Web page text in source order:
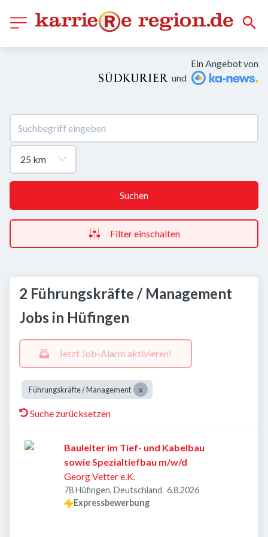
Ein Angebot von
und
Suchen
Filter einschalten
2 Führungskräfte / Management
Jobs in Hüfingen
Jetzt Job-Alarm aktivieren!
Führungskräfte / Management
Suche zurücksetzen
Bauleiter im Tief- und Kabelbau
sowie Spezialtiefbau m/w/d
Georg Vetter e.K.
78 Hüfingen, Deutschland Veröffentlicht
6.8.2026
Expressbewerbung